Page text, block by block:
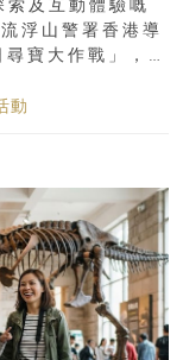
及互動體驗嘅
浮山警署香港導
寶大作戰」，家
動